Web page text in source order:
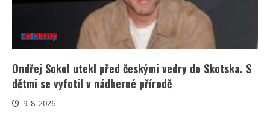
Celebrity
Ondřej Sokol utekl před českými vedry do Skotska. S
dětmi se vyfotil v nádherné přírodě
9. 8. 2026